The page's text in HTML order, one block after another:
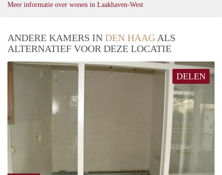
Meer informatie over wonen in Laakhaven-West
ANDERE KAMERS IN DEN HAAG ALS
ALTERNATIEF VOOR DEZE LOCATIE
DELEN